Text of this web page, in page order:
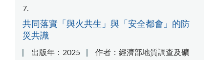
7
共同落實「與火共生」與「安全都會」的防
災共識
出版年：2025
作者：經濟部地質調查及礦